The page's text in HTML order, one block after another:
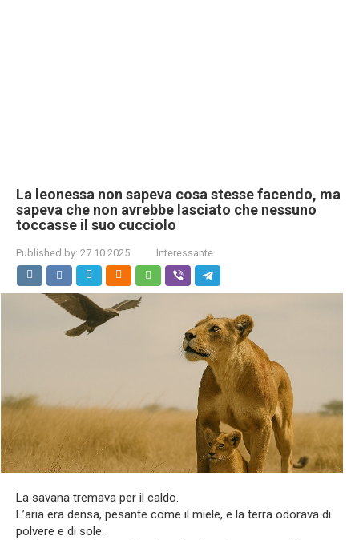
La leonessa non sapeva cosa stesse facendo, ma
sapeva che non avrebbe lasciato che nessuno
toccasse il suo cucciolo
Published by: 27.10.2025 Interessante
La savana tremava per il caldo.
L’aria era densa, pesante come il miele, e la terra odorava di
polvere e di sole.